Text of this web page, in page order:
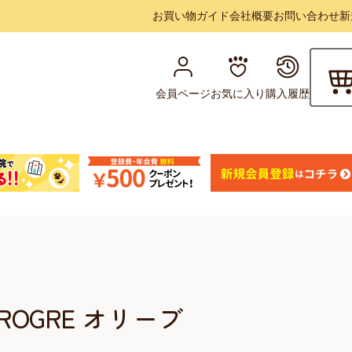
お買い物ガイド会社概要お問い合わせ
会員ページお気に入り購入履歴
オリーブ